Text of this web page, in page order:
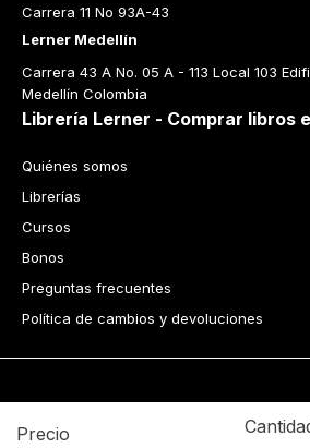
Precio
Carrera 11 No 93A-43
Lerner Medellín
Carrera 43 A No. 05 A - 113 Local 103
Medellín Colombia
Librería Lerner - Comprar libros
Quiénes somos
Librerías
Cursos
Bonos
Preguntas frecuentes
Política de cambios y devoluciones